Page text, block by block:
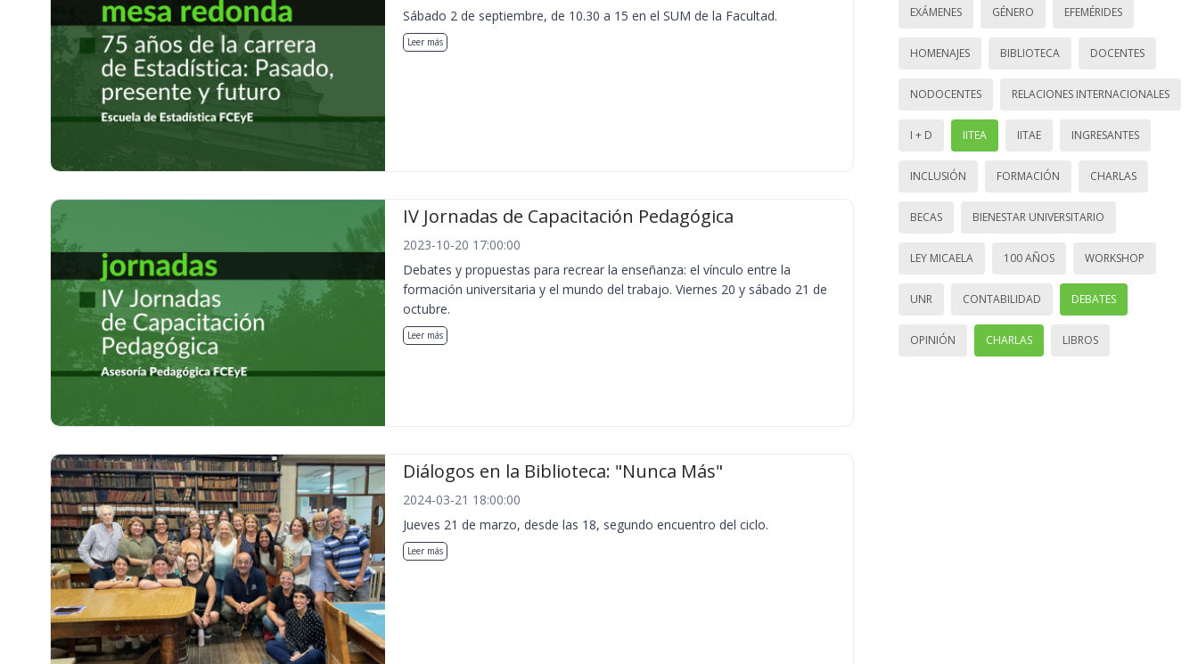
Sábado 2 de septiembre, de 10.30 a 15 en el SUM de la Facultad.
Leer más
IV Jornadas de Capacitación Pedagógica
2023-10-20 17:00:00
Debates y propuestas para recrear la enseñanza: el vínculo entre la
formación universitaria y el mundo del trabajo. Viernes 20 y sábado 21 de
octubre.
Leer más
Diálogos en la Biblioteca: "Nunca Más"
2024-03-21 18:00:00
Jueves 21 de marzo, desde las 18, segundo encuentro del ciclo.
Leer más
EXÁMENES GÉNERO EFEMÉRIDES
HOMENAJES BIBLIOTECA DOCENTES
NODOCENTES RELACIONES INTERNACIONALES
I + D IITEA IITAE INGRESANTES
INCLUSIÓN FORMACIÓN CHARLAS
BECAS BIENESTAR UNIVERSITARIO
LEY MICAELA 100 AÑOS WORKSHOP
UNR CONTABILIDAD DEBATES
OPINIÓN CHARLAS LIBROS